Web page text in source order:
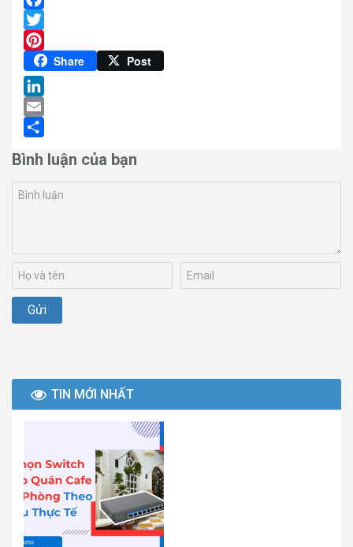
Facebook
Twitter
Pinterest
Share Post
LinkedIn
Email
Bình luận của bạn
TIN MỚI NHẤT